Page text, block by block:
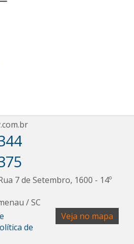
7 de Setembro, 1600 - 14º
/SC
Veja no mapa
de